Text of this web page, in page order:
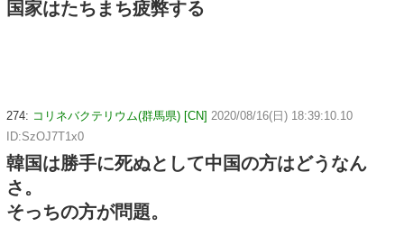
国家はたちまち疲弊する
274: コリネバクテリウム(群馬県) [CN] 2020/08/16(日) 18:39:10.10
ID:SzOJ7T1x0
韓国は勝手に死ぬとして中国の方はどうなん
さ。
そっちの方が問題。